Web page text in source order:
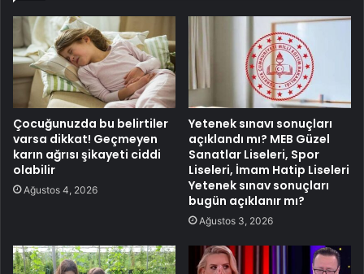
Çocuğunuzda bu belirtiler
varsa dikkat! Geçmeyen
karın ağrısı şikayeti ciddi
olabilir
Ağustos 4, 2026
Yetenek sınavı sonuçları
açıklandı mı? MEB Güzel
Sanatlar Liseleri, Spor
Liseleri, İmam Hatip Liseleri
Yetenek sınav sonuçları
bugün açıklanır mı?
Ağustos 3, 2026